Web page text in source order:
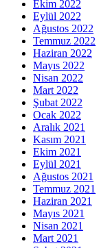
Ekim 2022
Eylül 2022
Ağustos 2022
Temmuz 2022
Haziran 2022
Mayıs 2022
Nisan 2022
Mart 2022
Şubat 2022
Ocak 2022
Aralık 2021
Kasım 2021
Ekim 2021
Eylül 2021
Ağustos 2021
Temmuz 2021
Haziran 2021
Mayıs 2021
Nisan 2021
Mart 2021